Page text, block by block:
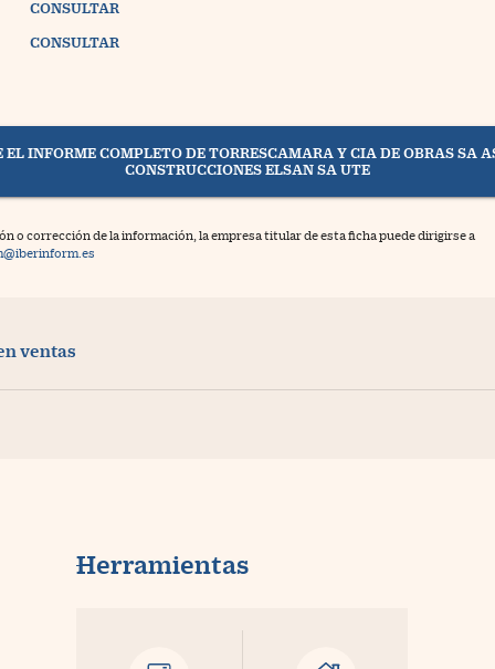
CONSULTAR
CONSULTAR
EL INFORME COMPLETO DE TORRESCAMARA Y CIA DE OBRAS SA
CONSTRUCCIONES ELSAN SA UTE
o corrección de la información, la empresa titular de esta ficha puede dirigirse a
ventas
Herramientas